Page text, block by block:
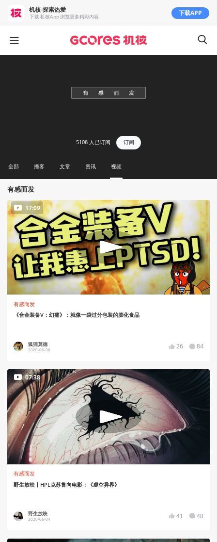
5108 人已订阅 订阅
全部 播客 文章 资讯 视频
有感而发
17:09
有感而发
《合金装备V：幻痛》：就像一袋过分包装的膨化食品
狐狸莫德
2020-06-06 26 84
07:38
有感而发
野生放映丨HPL克苏鲁向电影：《虚空异界》
野生放映
2020-06-04 41 40
机核-探索热爱
下载 机核App 浏览更多精彩内容 下载APP